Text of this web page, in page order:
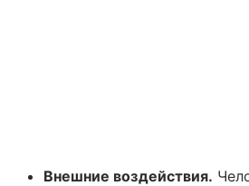
Внешние воздействия.